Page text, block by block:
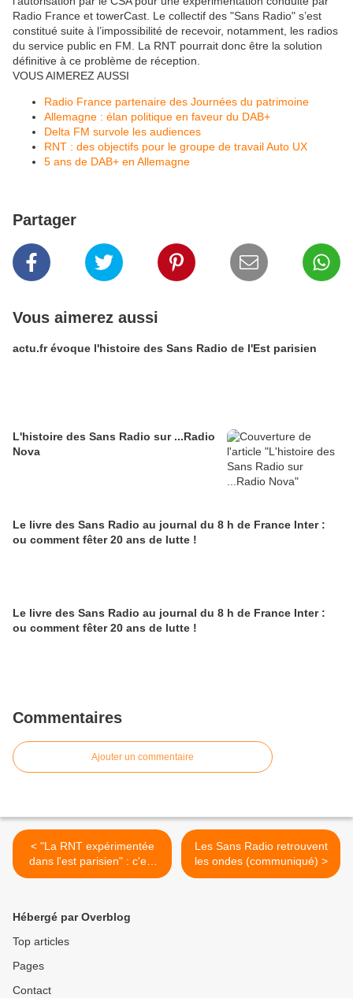
Radio France et towerCast. Le collectif des "Sans Radio" s’est
constitué suite à l’impossibilité de recevoir, notamment, les radios
du service public en FM. La RNT pourrait donc être la solution
définitive à ce problème de réception.
VOUS AIMEREZ AUSSI
Radio France partenaire des Journées du patrimoine
Allemagne : élan politique en faveur du DAB+
Delta FM survole les audiences
RNT : des objectifs pour le groupe de travail Auto UX
5 ans de DAB+ en Allemagne
Partager
Vous aimerez aussi
actu.fr évoque l'histoire des Sans Radio de l'Est parisien
L'histoire des Sans Radio sur ...Radio
Nova
Le livre des Sans Radio au journal du 8 h de France Inter :
ou comment fêter 20 ans de lutte !
Le livre des Sans Radio au journal du 8 h de France Inter :
ou comment fêter 20 ans de lutte !
Commentaires
Ajouter un commentaire
< "La RNT expérimentée
dans l'est parisien" : c'est
dans le journal Le Monde
Les Sans Radio retrouvent
les ondes (communiqué) >
Hébergé par Overblog
Top articles
Pages
Contact